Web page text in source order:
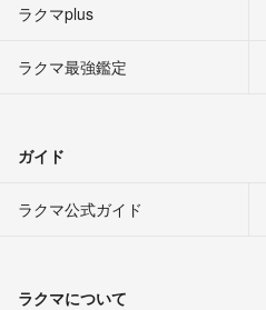
ラクマplus
ラクマ最強鑑定
ガイド
ラクマ公式ガイド
ラクマについて